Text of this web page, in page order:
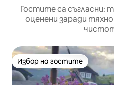
Гостите са съгласни:
оценени заради
Избор на гостите
Избор на гостите